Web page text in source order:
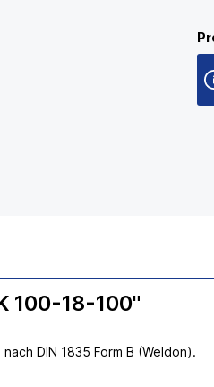
100-18-100"
DIN 1835 Form B (Weldon).